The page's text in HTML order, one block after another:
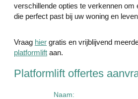
verschillende opties te verkennen om
die perfect past bij uw woning en
Vraag hier gratis en vrijblijvend
platformlift aan.
Platformlift offertes
Naam: